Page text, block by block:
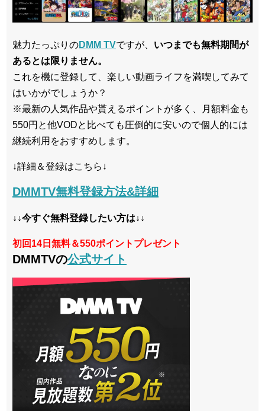
魅力たっぷりのDMM TVですが、 いつまでも無料期間が
あるとは限りません。
これを機に登録して、楽しい動画ライフを満喫してみて
はいかがでしょうか？
※最新の人気作品や貰えるポイントが多く、月額料金も
550円と他VODと比べても圧倒的に安いので個人的には
継続利用をおすすめします。
↓詳細＆登録はこちら↓
DMMTV無料登録方法&詳細
↓↓今すぐ無料登録したい方は↓↓
初回14日無料＆550ポイントプレゼント
DMMTVの公式サイト